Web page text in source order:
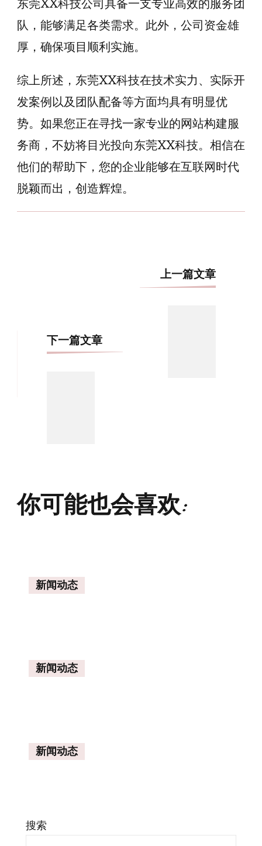
东莞XX科技公司具备一支专业高效的服务团
队，能够满足各类需求。此外，公司资金雄
厚，确保项目顺利实施。
综上所述，东莞XX科技在技术实力、实际开
发案例以及团队配备等方面均具有明显优
势。如果您正在寻找一家专业的网站构建服
务商，不妨将目光投向东莞XX科技。相信在
他们的帮助下，您的企业能够在互联网时代
脱颖而出，创造辉煌。
上一篇文章
下一篇文章
你可能也会喜欢:
新闻动态
新闻动态
新闻动态
搜索